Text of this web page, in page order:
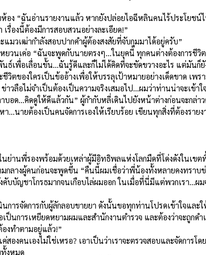
อง “ฉันอ่านรายงานแล้ว หากยังปล่อยไอฉีหลินคนไร้ประโยช
รื่องนี้ต้องมีการสอบสวนอย่างละเอียด!”
วเฒ่ากำลังสอบปากคำผู้ต้องสงสัยที่จับกุมมาได้อยู่ครับ”
วนเค่อ “ฉันจะพูดกับนายตรงๆ...ในยุคนี้ ทุกคนต่างต้องการชี
ธ์เพื่อเลื่อนขั้น...ฉันรู้ดีและก็ไม่ได้คิดที่จะขัดขวางอะไร แต่มันก็
ตของใครเป็นข้ออ้างเพื่อให้บรรลุเป้าหมายอย่างเด็ดขาด เพร
ลือไม่จำเป็นต้องเป็นความจริงเสมอไป...ผมว่าท่านน่าจะเข้า
บอด...คิดดูให้ดีแล้วกัน” ผู้กำกับหลี่เดินไปยังหน้าต่างก่อนจะกล่
นายต้องเป็นคนจัดการเองให้เรียบร้อย เขียนทุกสิ่งที่ต้องราย
ย่านพี่รองพร้อมด้วยเหล่าผู้มีอิทธิพลแห่งโลกมืดที่โด่งดังในเ
ลางผู้คนก่อนจะพูดขึ้น “คืนนี้ผมเชื่อว่าพี่น้องทั้งหลายคงทราบ
บบัญชาโกรธมากจนเกือบไล่ผมออก ในเมื่อที่นี่มีแต่พวกเรา...ผ
การจัดการกับผู้ลักลอบขายยา ดังนั้นขอทุกท่านโปรดเข้าใจแล
นการเหยียดหยามผมและสำนักงานตำรวจ และต้องว่าจะถูกด
งทำตามอยู่แล้ว!”
งคนเองไม่ใช่เหรอ? เอาเป็นว่าเราจะตรวจสอบและจัดการโด
งหมด